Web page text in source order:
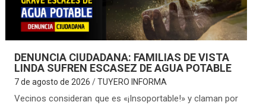
DENUNCIA CIUDADANA: FAMILIAS DE VISTA
LINDA SUFREN ESCASEZ DE AGUA POTABLE
7 de agosto de 2026 TUYERO INFORMA
Vecinos consideran que es «¡Insoportable!» y claman por